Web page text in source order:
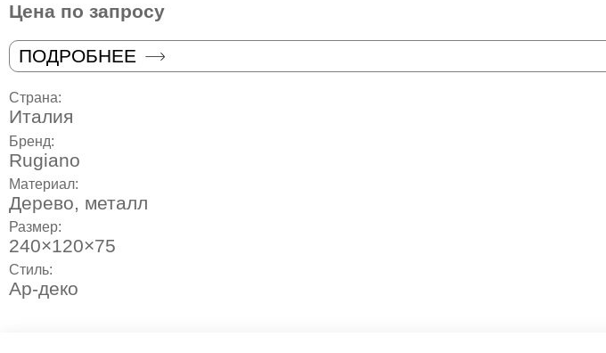
Цена по запросу
ПОДРОБНЕЕ
Страна:
Италия
Бренд:
Rugiano
Материал:
Дерево, металл
Размер:
240×120×75
Стиль:
Ар-деко